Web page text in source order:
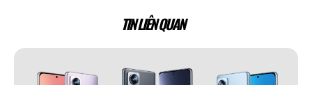
TIN LIÊN QUAN